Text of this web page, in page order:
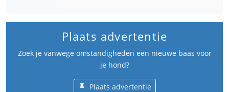
Plaats advertentie
Zoek je vanwege omstandigheden een nieuwe baas voor
je hond?
Plaats advertentie